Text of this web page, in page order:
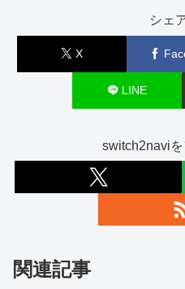
シェ
X
LINE
switch2navi
関連記事